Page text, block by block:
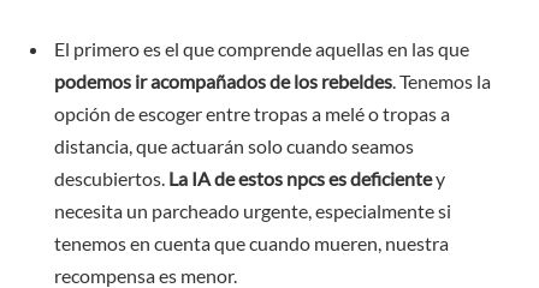
El primero es el que comprende aquellas en las que
podemos ir acompañados de los rebeldes . Tenemos la
opción de escoger entre tropas a melé o tropas a
distancia, que actuarán solo cuando seamos
descubiertos. La IA de estos npcs es deficientey
necesita un parcheado urgente, especialmente si
tenemos en cuenta que cuando mueren, nuestra
recompensa es menor.